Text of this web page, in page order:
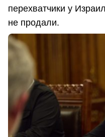
перехватчики у
не продали.